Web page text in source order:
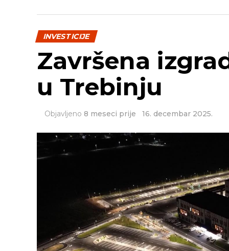
INVESTICIJE
Završena
u Trebinju
Objavljeno 8 meseci prije 16. decembar 2025.